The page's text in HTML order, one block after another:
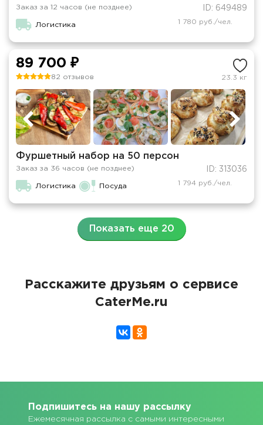
Заказ за 12 часов (не позднее) ID: 649489
Логистика 1 780 руб./чел.
89 700 ₽
82 отзывов 23.3 кг
Фуршетный набор на 50 персон
Заказ за 36 часов (не позднее) ID: 313036
Логистика Посуда 1 794 руб./чел.
Показать еще 20
Расскажите друзьям о сервисе
CaterMe.ru
Подпишитесь на нашу рассылку
Ежемесячная рассылка с самыми интересными